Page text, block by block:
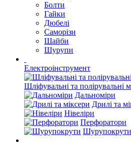
Болти
Гайки
Дюбелі
Саморізи
Шайби
Шурупи
Електроінструмент
Шліфувальні та полірувальні
Дальноміри
Дрилі та
Нівеліри
Перфоратори
Шурупокрути